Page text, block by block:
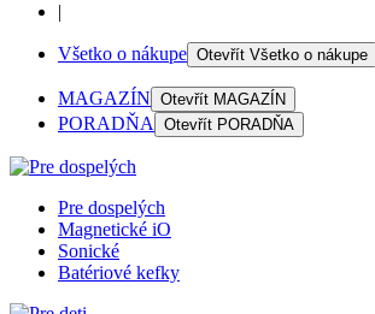
|
Všetko o nákupe Otevřít Všetko o nákupe
MAGAZÍN Otevřít MAGAZÍN
PORADŇA Otevřít PORADŇA
Pre dospelých
Magnetické iO
Sonické
Batériové kefky